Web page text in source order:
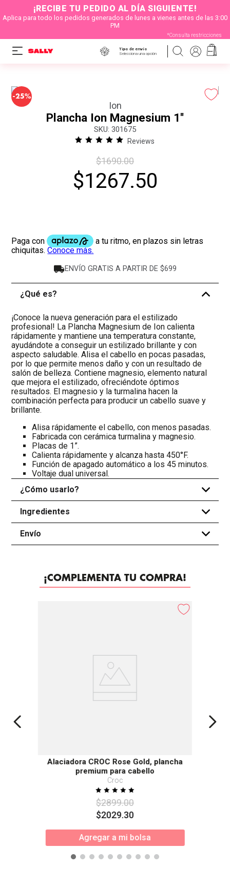
¡RECIBE TU PEDIDO AL DÍA SIGUIENTE!
Aplica para todo los pedidos generados de lunes a vienes antes de las 3:00
PM
*Consulta restricciones
Tipo de envío
Selecciona una opción
-25%
Ion
Plancha Ion Magnesium 1''
: 301675
Reviews
$1690.00
$1267.50
ENVÍO GRATIS A PARTIR DE $699
¿Qué es? -
¡Conoce la nueva generación para el estilizado
profesional! La Plancha Magnesium de Ion calienta
rápidamente y mantiene una temperatura constante,
ayudándote a conseguir un estilizado brillante y con
aspecto saludable. Alisa el cabello en pocas pasadas,
por lo que permite menos daño y con un resultado de
salón de belleza. Contiene magnesio, elemento natural
que mejora el estilizado, ofreciéndote óptimos
resultados. El magnesio y la turmalina hacen la
combinación perfecta para producir un cabello suave y
brillante.
Alisa rápidamente el cabello, con menos pasadas.
Fabricada con cerámica turmalina y magnesio.
Placas de 1”.
Calienta rápidamente y alcanza hasta 450°F.
Función de apagado automático a los 45 minutos.
Voltaje dual universal.
¿Cómo usarlo?
+
Ingredientes +
Envío +
¡COMPLEMENTA TU COMPRA!
Alaciadora CROC Rose Gold, plancha
premium para cabello
Croc
$2899.00
$2029.30
Agregar a mi bolsa